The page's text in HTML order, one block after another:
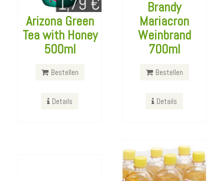
Arizona Green
Tea with Honey
500ml
Bestellen
Details
Brandy
Mariacron
Weinbrand
700ml
Bestellen
Details
Bahlsen
Messino
Edelherb 125g
Bestellen
Gut und Günstig
Pfirsich Melone
Schorle
6x750ml